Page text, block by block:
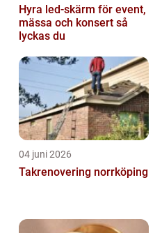
Hyra led-skärm för event,
mässa och konsert så
lyckas du
04 juni 2026
Takrenovering norrköping